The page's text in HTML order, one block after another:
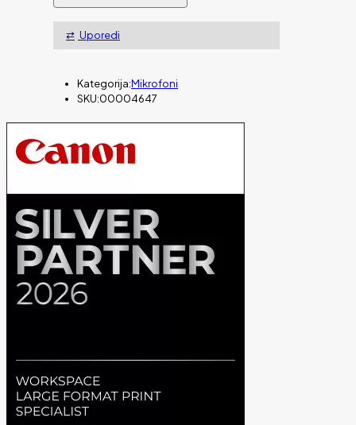
HAMA
"RMN
Uni"
količina
Uporedi
Kategorija:Mikrofoni
SKU:00004647